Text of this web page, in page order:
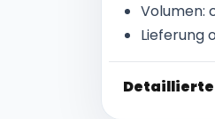
Volumen:
Lieferung
Detaillierte